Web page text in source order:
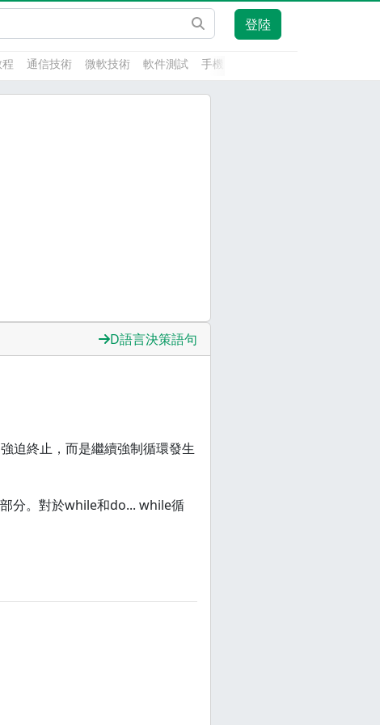
登陸
通信技術 微軟技術 軟件測試 手機開發
D語言決策語句
迫終止，而是繼續強制循環發生
分。對於while和do... while循